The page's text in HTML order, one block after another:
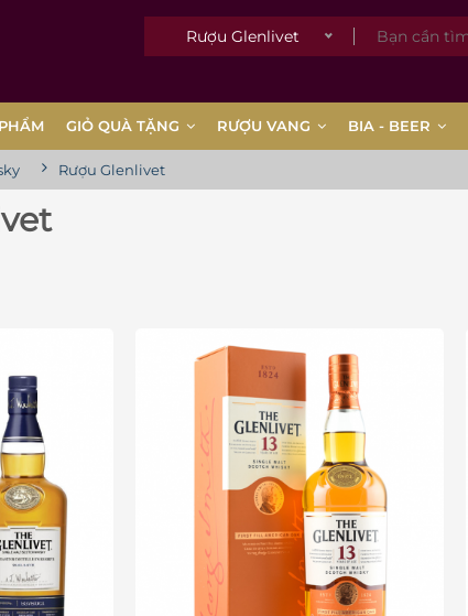
Rượu Glenlivet
GIỎ QUÀ TẶNG RƯỢU VANG BIA - BEER
Rượu Glenlivet